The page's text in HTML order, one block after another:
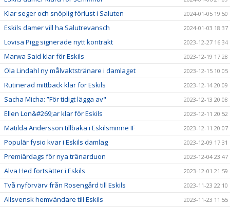
Klar seger och snöplig förlust i Saluten 2024-01-05 19:50
Eskils damer vill ha Salutrevansch 2024-01-03 18:37
Lovisa Pigg signerade nytt kontrakt 2023-12-27 16:34
Marwa Said klar för Eskils 2023-12-19 17:28
Ola Lindahl ny målvaktstränare i damlaget 2023-12-15 10:05
Rutinerad mittback klar för Eskils 2023-12-14 20:09
Sacha Micha: ”För tidigt lägga av" 2023-12-13 20:08
Ellen Lon&#269;ar klar för Eskils 2023-12-11 20:52
Matilda Andersson tillbaka i Eskilsminne IF 2023-12-11 20:07
Populär fysio kvar i Eskils damlag 2023-12-09 17:31
Premiärdags för nya tränarduon 2023-12-04 23:47
Alva Hed fortsätter i Eskils 2023-12-01 21:59
Två nyförvärv från Rosengård till Eskils 2023-11-23 22:10
Allsvensk hemvändare till Eskils 2023-11-23 11:55